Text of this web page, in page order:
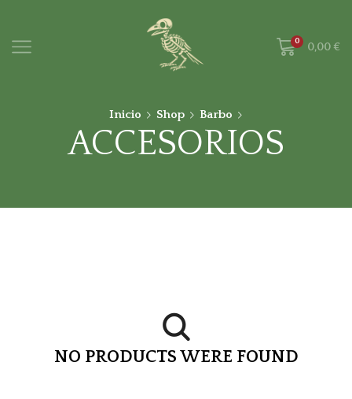
0 0,00 €
Inicio Shop Barbo
ACCESORIOS
NO PRODUCTS WERE FOUND